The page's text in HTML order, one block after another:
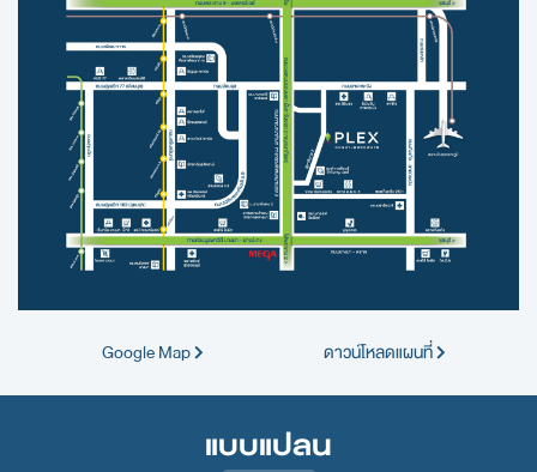
Google Map ดาวน์โหลดแผนที่
แบบแปลน